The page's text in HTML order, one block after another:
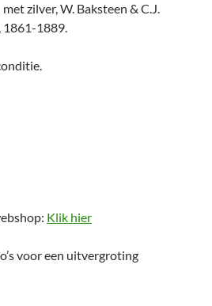
zilver, W. Baksteen & C.J.
1861-1889.
Klik hier
voor een uitvergroting